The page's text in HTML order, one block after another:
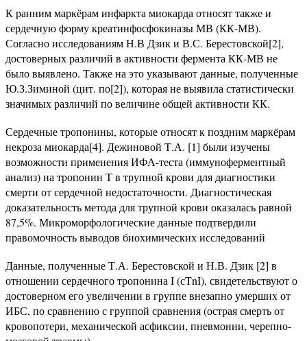
К ранним маркёрам инфаркта миокарда относят также и
сердечную форму креатинфосфокиназы МВ (КК-МВ).
Согласно исследованиям Н.В Дзик и В.С. Берестовской[2],
достоверных различий в активности фермента КК-МВ не
было выявлено. Также на это указывают данные, полученные
Ю.З.Зиминой (цит. по[2]), которая не выявила статистически
значимых различий по величине общей активности КК.
Сердечные тропонины, которые относят к поздним маркёрам
некроза миокарда[4]. Дежиновой Т.А. [1] были изучены
возможности применения ИФА-теста (иммуноферментный
анализ) на тропонин Т в трупной крови для диагностики
смерти от сердечной недостаточности. Диагностическая
доказательность метода для трупной крови оказалась равной
87,5%. Микроморфологические данные подтвердили
правомочность выводов биохимических исследований
Данные, полученные Т.А. Берестовской и Н.В. Дзик [2] в
отношении сердечного тропонина I (сTnI), свидетельствуют о
достоверном его увеличении в группе внезапно умерших от
ИБС, по сравнению с группой сравнения (острая смерть от
кровопотери, механической асфиксии, пневмонии, черепно-